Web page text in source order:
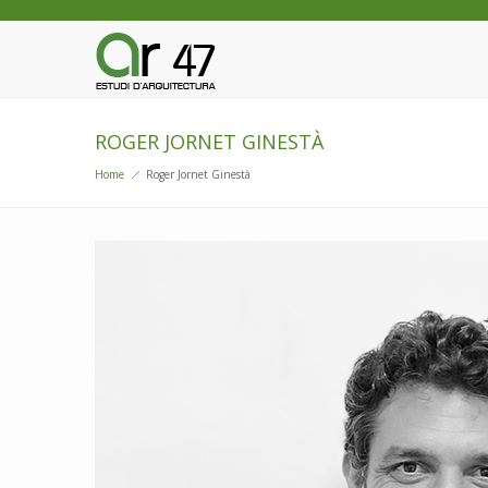
ROGER JORNET GINESTÀ
Home Roger Jornet Ginestà